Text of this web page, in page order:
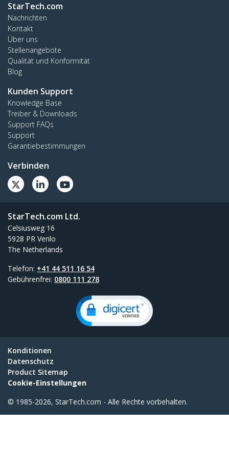
StarTech.com
Nachrichten
Kontakt
Über uns
Stellenangebote
Qualität und Konformität
Blog
Kunden Support
Knowledge Base
Treiber & Downloads
Support FAQs
Support
Garantiebestimmungen
Verbinden
StarTech.com Ltd.
Celsiusweg 16
5928 PR Venlo
The Netherlands
Telefon: +41 44 511 16 54
Gebührenfrei: 0800 111 278
Konditionen
Datenschutz
Product Sitemap
Cookie-Einstellungen
© 1985-2026, StarTech.com - Alle Rechte vorbehalten.